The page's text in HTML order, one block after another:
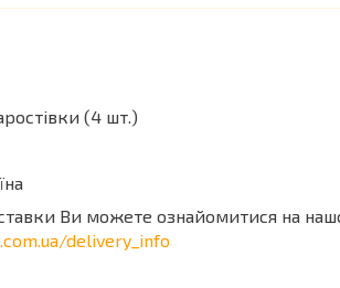
(4 шт.)
Ви можете ознайомитися на
delivery_info